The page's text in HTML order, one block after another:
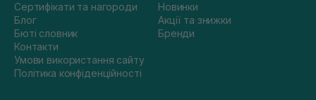
Сертифікати та нагороди
Блог
Бюті словник
Контакти
Умови використання сайту
Політика конфіденційності
Новинки
Акції та знижки
Бренди